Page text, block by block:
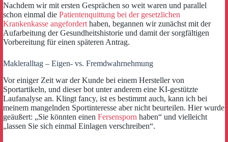
Nachdem wir mit ersten Gesprächen so weit waren und parallel
schon einmal die Patientenquittung bei der gesetzlichen
Krankenkasse angefordert haben, begannen wir zunächst mit der
Aufarbeitung der Gesundheitshistorie und damit der sorgfältigen
Vorbereitung für einen späteren Antrag.
Makleralltag – Eigen- vs. Fremdwahrnehmung
Vor einiger Zeit war der Kunde bei einem Hersteller von
Sportartikeln, und dieser bot unter anderem eine KI-gestützte
Laufanalyse an. Klingt fancy, ist es bestimmt auch, kann ich bei
meinem mangelnden Sportinteresse aber nicht beurteilen. Hier wurde
geäußert: „Sie könnten einen Fersensporn haben“ und vielleicht
„lassen Sie sich einmal Einlagen verschreiben“.